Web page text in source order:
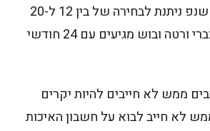
אחריות על מצבר שנפ ניתנת לבחירה של בין 12 ל-20
חודשים ואילו מצברי ורטה ובוש מגיעים עם 24 חודשי
ממש לא חייבים להיות יקרים
לא חייב לבוא על חשבון האיכות